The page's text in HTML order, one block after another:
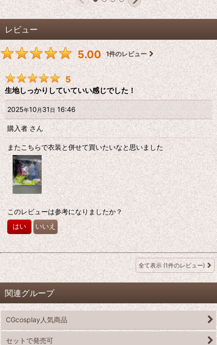
レビュー
5.00 1件のレビュー
5
生地しっかりしていていい感じでした！
2025年10月31日16:46
購入者さん
またこちらで衣装と併せて買いたいなと思いました
このレビューは参考になりましたか？
はい いいえ
全て表示 (1件のレビュー)
関連グループ
CGcosplay人気商品
セットで発売可